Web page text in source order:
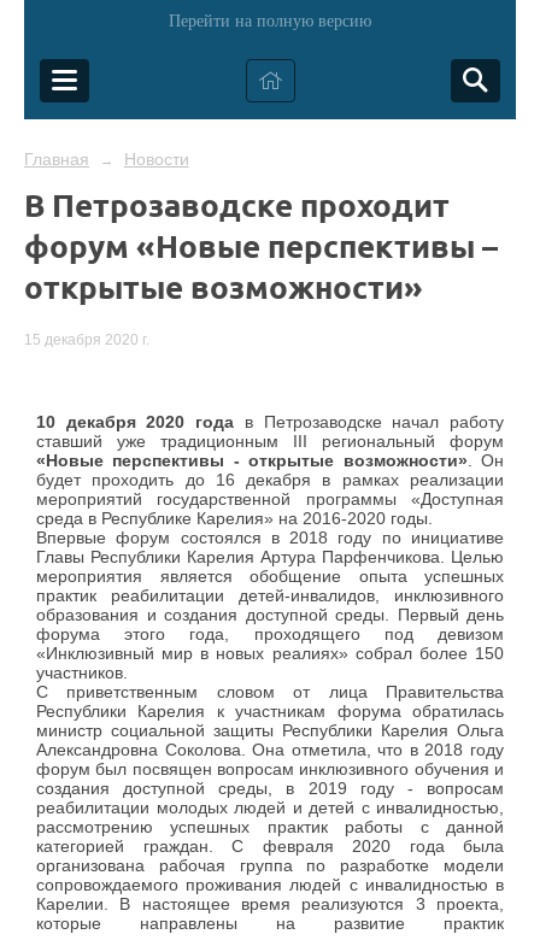
Перейти на полную версию
Главная → Новости
В Петрозаводске проходит
форум «Новые перспективы –
открытые возможности»
15 декабря 2020 г.
10 декабря 2020 года
в Петрозаводске начал работу
ставший уже традиционным III региональный форум
«Новые перспективы - открытые возможности» . Он
будет проходить до 16 декабря в рамках реализации
мероприятий государственной программы «Доступная
среда в Республике Карелия» на 2016-2020 годы.
Впервые форум состоялся в 2018 году по инициативе
Главы Республики Карелия Артура Парфенчикова. Целью
мероприятия является обобщение опыта успешных
практик реабилитации детей-инвалидов, инклюзивного
образования и создания доступной среды.
Первый день
форума этого года, проходящего под девизом
«Инклюзивный мир в новых реалиях» собрал более 150
участников.
С приветственным словом от лица Правительства
Республики Карелия к участникам форума обратилась
министр социальной защиты Республики Карелия Ольга
Александровна Соколова. Она отметила, что в 2018 году
форум был посвящен вопросам инклюзивного обучения и
создания доступной среды, в 2019 году - вопросам
реабилитации молодых людей и детей с инвалидностью,
рассмотрению успешных практик работы с данной
категорией граждан. С февраля 2020 года была
организована рабочая группа по разработке модели
сопровождаемого проживания людей с инвалидностью в
Карелии. В настоящее время реализуются 3 проекта,
которые направлены на развитие практик